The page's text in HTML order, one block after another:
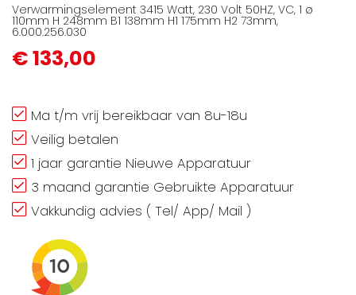
Verwarmingselement 3415 Watt, 230 Volt 50HZ, VC, 1 ø
110mm H 248mm B1 138mm H1 175mm H2 73mm,
6.000.256.030
€ 133,00
Ma t/m vrij bereikbaar van 8u-18u
Veilig betalen
1 jaar garantie Nieuwe Apparatuur
3 maand garantie Gebruikte Apparatuur
Vakkundig advies ( Tel/ App/ Mail )